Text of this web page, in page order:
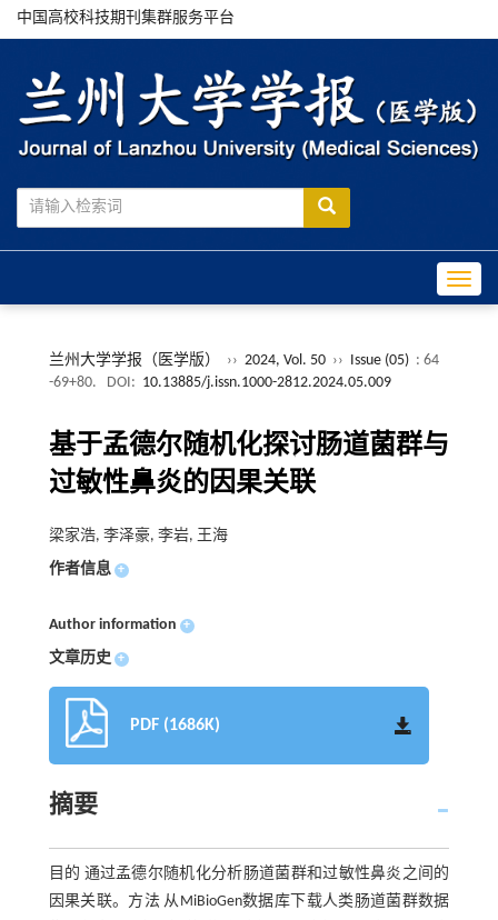
中国高校科技期刊集群服务平台
兰州大学学报（医学版） ›› 2024, Vol. 50 ›› Issue (05) : 64
-69+80.
DOI: 10.13885/j.issn.1000-2812.2024.05.009
基于孟德尔随机化探讨肠道菌群与
过敏性鼻炎的因果关联
梁家浩, 李泽豪, 李岩, 王海
作者信息 +
Author information +
文章历史 +
PDF (1686K)
摘要
目的 通过孟德尔随机化分析肠道菌群和过敏性鼻炎之间的
因果关联。方法 从MiBioGen数据库下载人类肠道菌群数据